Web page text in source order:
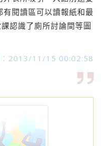
閱讀區可以讀報紙和最
認識了廁所討論間等圖
：2013/11/15 00:02:58